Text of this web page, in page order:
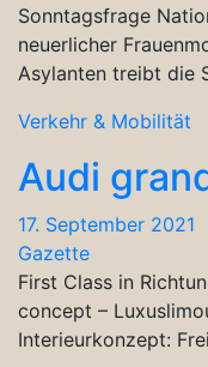
Sonntagsfrage
neuerlicher
Asylanten treibt die
Verkehr & Mobilität
Audi
17. September 2021
Gazette
First Class in
concept –
Interieurkonzept: